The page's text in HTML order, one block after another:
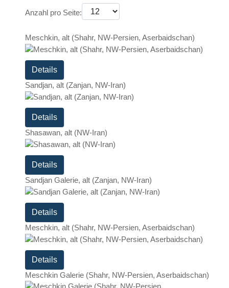
Anzahl pro Seite:
Meschkin, alt (Shahr, NW-Persien, Aserbaidschan)
Details
Sandjan, alt (Zanjan, NW-Iran)
Details
Shasawan, alt (NW-Iran)
Details
Sandjan Galerie, alt (Zanjan, NW-Iran)
Details
Meschkin, alt (Shahr, NW-Persien, Aserbaidschan)
Details
Meschkin Galerie (Shahr, NW-Persien, Aserbaidschan)